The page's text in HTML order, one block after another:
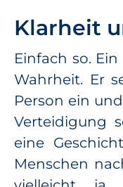
Klarheit
Einfach so.
Wahrheit. Er
Person ein
Verteidigung
eine
Menschen